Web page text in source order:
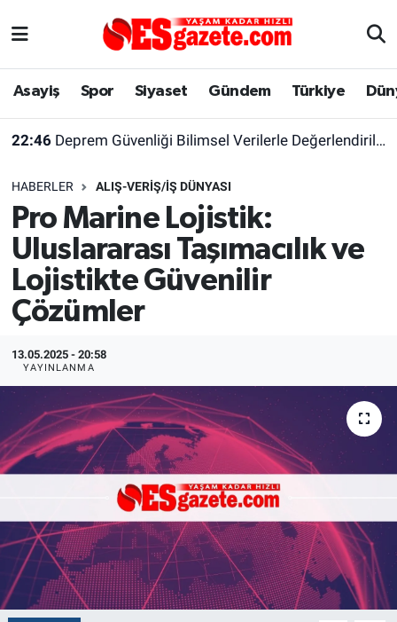
Asayiş Spor Siyaset Gündem Türkiye
22:46 Deprem Güvenliği Bilimsel Verilerle Değerlendirilmeli
HABERLER ALIŞ-VERIŞ/İŞ DÜNYASI
Pro Marine Lojistik:
Uluslararası Taşımacılık ve
Lojistikte Güvenilir
Çözümler
13.05.2025 - 20:58
YAYINLANMA
Asayiş
Gündem
Türkiye
Dünya
Alış-Veriş/İş dünyası
Yaşam
Eskişehirspor Arşivi
Eskişehir Arşivi
Röportaj
Kültür Sanat
Politika
Bilecik
Kütahya
Gezi
Genel
Eskişehir Nöbetçi Eczaneler
Süper Lig Puan Durumu ve Fikstür
Tüm Manşetler
Son Dakika Haberleri